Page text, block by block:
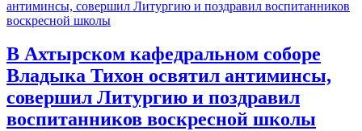
В Ахтырском кафедральном соборе
Владыка Тихон освятил антиминсы,
совершил Литургию и поздравил
воспитанников воскресной школы